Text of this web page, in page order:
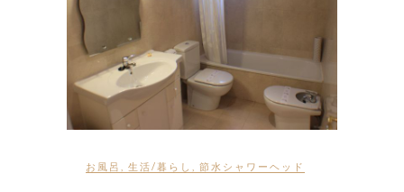
お風呂 生活/暮らし 節水シャワーヘッド